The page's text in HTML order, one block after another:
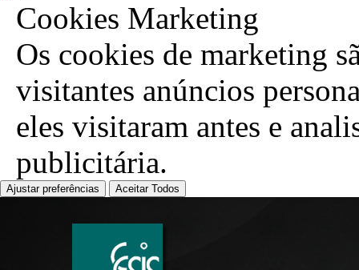
Cookies Marketing
Os cookies de marketing
visitantes anúncios
eles visitaram antes e
publicitária.
Ajustar preferências Aceitar Todos